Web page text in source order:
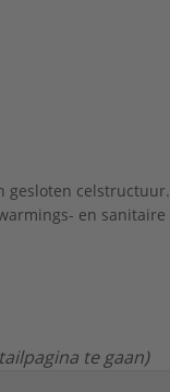
s1
gesloten celstructuur.
en sanitaire
te gaan)